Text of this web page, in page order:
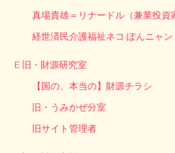
真場貴雄＝リナードル（兼業投資
経世済民介護福祉ネコ ぽんニャン
E 旧・財源研究室
【国の、本当の】財源チラシ
旧・うみかぜ分室
旧サイト管理者